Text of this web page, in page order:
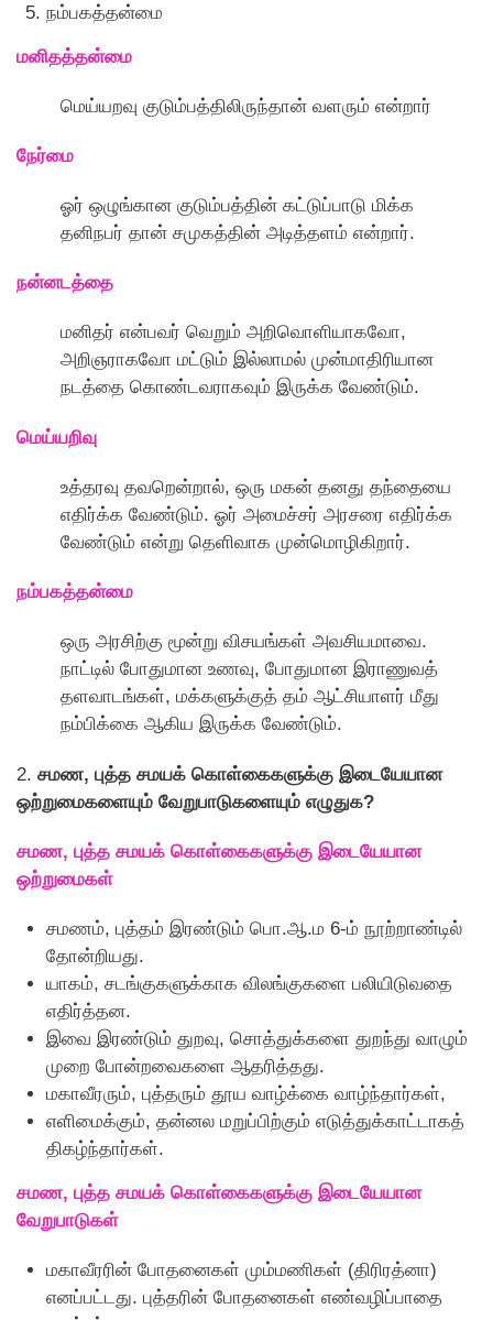
நம்பகத்தன்மை
மனிதத்தன்மை
மெய்யறவு குடும்பத்திலிருந்தான் வளரும் என்றார்
நேர்மை
ஓர் ஒழுங்கான குடும்பத்தின் கட்டுப்பாடு மிக்க
தனிநபர் தான் சமுகத்தின் அடித்தளம் என்றார்.
நன்னடத்தை
மனிதர் என்பவர் வெறும் அறிவொளியாகவோ,
அறிஞராகவோ மட்டும் இல்லாமல் முன்மாதிரியான
நடத்தை கொண்டவராகவும் இருக்க வேண்டும்.
மெய்யறிவு
உத்தரவு தவறென்றால், ஒரு மகன் தனது தந்தையை
எதிர்க்க வேண்டும். ஓர் அமைச்சர் அரசரை எதிர்க்க
வேண்டும் என்று தெளிவாக முன்மொழிகிறார்.
நம்பகத்தன்மை
ஒரு அரசிற்கு மூன்று விசயங்கள் அவசியமாவை.
நாட்டில் போதுமான உணவு, போதுமான இராணுவத்
தளவாடங்கள், மக்களுக்குத் தம் ஆட்சியாளர் மீது
நம்பிக்கை ஆகிய இருக்க வேண்டும்.
2. சமண, புத்த சமயக் கொள்கைகளுக்கு இடையேயான
ஒற்றுமைகளையும் வேறுபாடுகளையும் எழுதுக?
சமண, புத்த சமயக் கொள்கைகளுக்கு இடையேயான
ஒற்றுமைகள்
சமணம், புத்தம் இரண்டும் பொ.ஆ.ம 6-ம் நூற்றாண்டில்
தோன்றியது.
யாகம், சடங்குகளுக்காக விலங்குகளை பலியிடுவதை
எதிர்த்தன.
இவை இரண்டும் துறவு, சொத்துக்களை துறந்து வாழும்
முறை போன்றவைகளை ஆதரித்தது.
மகாவீரரும், புத்தரும் தூய வாழ்க்கை வாழ்ந்தார்கள்,
எளிமைக்கும், தன்னல மறுப்பிற்கும் எடுத்துக்காட்டாகத்
திகழ்ந்தார்கள்.
சமண, புத்த சமயக் கொள்கைகளுக்கு இடையேயான
வேறுபாடுகள்
மகாவீரரின் போதனைகள் மும்மணிகள் (திரிரத்னா)
எனப்பட்டது. புத்தரின் போதனைகள் எண்வழிப்பாதை